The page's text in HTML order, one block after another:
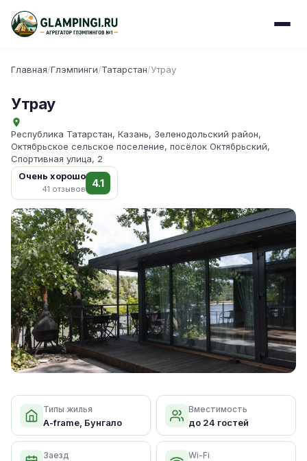
Главная/Глэмпинги/Татарстан/Утрау
Утрау
Республика Татарстан, Казань, Зеленодольский район,
Октябрьское сельское поселение, посёлок Октябрьский,
Спортивная улица, 2
Очень хорошо
41 отзывов 4.1
Типы жилья
A-frame, Бунгало
Вместимость
до 24 гостей
Заезд Wi-Fi